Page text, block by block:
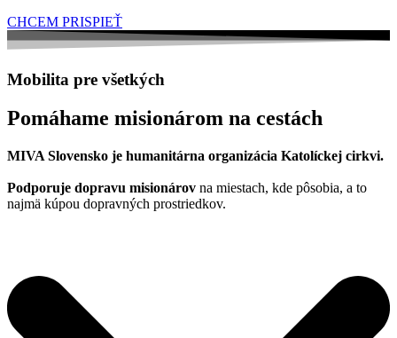
CHCEM PRISPIEŤ
Mobilita pre všetkých
Pomáhame misionárom na cestách
MIVA Slovensko je humanitárna organizácia Katolíckej cirkvi.
Podporuje dopravu misionárov na miestach, kde pôsobia, a to
najmä kúpou dopravných prostriedkov.